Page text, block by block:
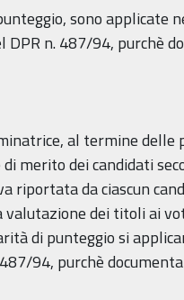
sono applicate
n. 487/94, purchè
al termine
merito dei candidati
riportata da ciascun
valutazione dei titoli ai
di punteggio si
94, purchè